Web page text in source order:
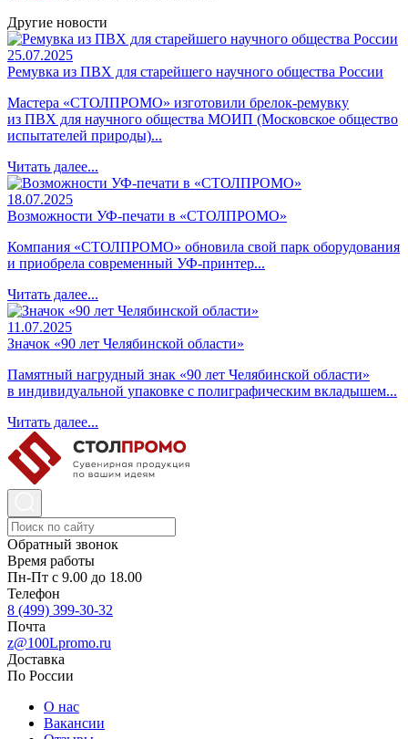
Другие новости
25.07.2025
Ремувка из ПВХ для старейшего научного общества России
Мастера «СТОЛПРОМО» изготовили брелок-ремувку
из ПВХ для научного общества МОИП (Московское общество
испытателей природы)...
Читать далее...
18.07.2025
Возможности УФ-печати в «СТОЛПРОМО»
Компания «СТОЛПРОМО» обновила свой парк оборудования
и приобрела современный УФ-принтер...
Читать далее...
11.07.2025
Значок «90 лет Челябинской области»
Памятный нагрудный знак «90 лет Челябинской области»
в индивидуальной упаковке с полиграфическим вкладышем...
Читать далее...
Обратный звонок
Время работы
Пн-Пт с 9.00 до 18.00
Телефон
8 (499) 399-30-32
Почта
z@100Lpromo.ru
Доставка
По России
О нас
Вакансии